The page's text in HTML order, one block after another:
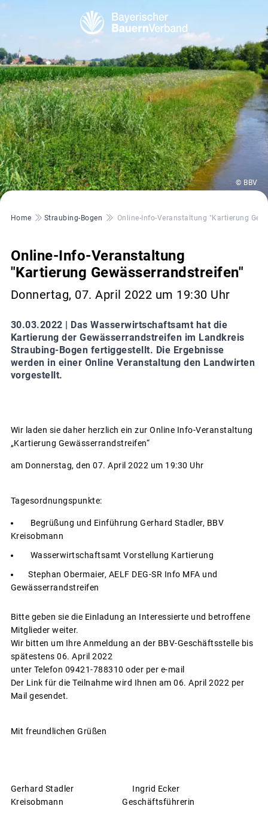
© BBV
Pfadnavigation
Home Straubing-Bogen Online-Info-Veranstaltung "Kartierung
Online-Info-Veranstaltung
"Kartierung Gewässerrandstreifen"
Donnertag, 07. April 2022 um 19:30 Uhr
30.03.2022 | Das Wasserwirtschaftsamt hat die
Kartierung der Gewässerrandstreifen im Landkreis
Straubing-Bogen fertiggestellt. Die Ergebnisse
werden in einer Online Veranstaltung den Landwirten
vorgestellt.
Wir laden sie daher herzlich ein zur Online Info-Veranstaltung
„Kartierung Gewässerrandstreifen“
am Donnerstag, den 07. April 2022 um 19:30 Uhr
Tagesordnungspunkte:
Begrüßung und Einführung Gerhard Stadler, BBV
Kreisobmann
Wasserwirtschaftsamt Vorstellung Kartierung
Stephan Obermaier, AELF DEG-SR Info MFA und
Gewässerrandstreifen
Bitte geben sie die Einladung an Interessierte und betroffene
Mitglieder weiter.
Wir bitten um Ihre Anmeldung an der BBV-Geschäftsstelle bis
spätestens 06. April 2022
unter Telefon 09421-788310 oder per e-mail
Der Link für die Teilnahme wird Ihnen am 06. April 2022 per
Mail gesendet.
Mit freundlichen Grüßen
Gerhard Stadler Ingrid Ecker
Kreisobmann Geschäftsführerin